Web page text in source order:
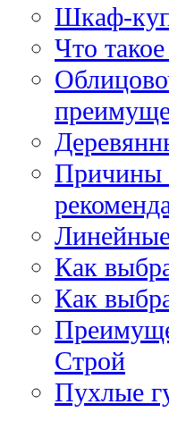
Шкаф-
Что
Причины
Как
Как
Строй
Пухлые